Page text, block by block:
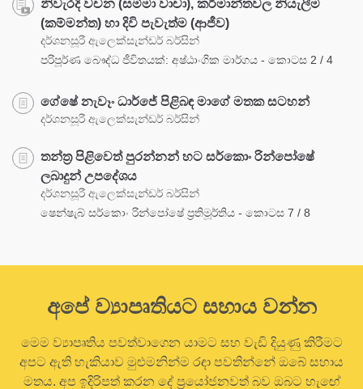
නිවැරදි වචන (සම්මා වාචා), කර්මාන්තවල නියැලීම
(කම්මන්ත) හා දිවි පැවැත්ම (ආජීව)
දර්ශනසූරී ඇලෙක්සැන්ඩර් බර්සින්
පරිපූර්ණ බෞද්ධ ජීවිතයක්: අෂ්ඨාංගික මාර්ගය - කොටස 2 / 4
ගේෂේ නැවෑං ධාර්ජේ පිළිබඳ මාගේ මතක සටහන්
දර්ශනසූරී ඇලෙක්සැන්ඩර් බර්සින්
තන්ත්‍ර පිළිවෙත් පුරන්නන් හට සර්කොං රින්පෝෂේ
ලබාදුන් උපදේශය
දර්ශනසූරී ඇලෙක්සැන්ඩර් බර්සින්
ෂෙන්ෂැබ් සර්කොං රින්පෝෂේ ප්‍රතිමූර්තිය - කොටස 7 / 8
අපේ ව්‍යාපෘතියට සහාය වන්න
මෙම ව්‍යාපෘතිය පවත්වාගෙන යාමට සහ වැඩි දියුණු කිරීමට
අපට ඇති හැකියාව මුළුමනින්ම රඳා පවතින්නේ ඔබේ සහාය
මතය. අප ඉදිරිපත් කරන දේ ප්‍රයෝජනවත් බව ඔබට හැඟේ